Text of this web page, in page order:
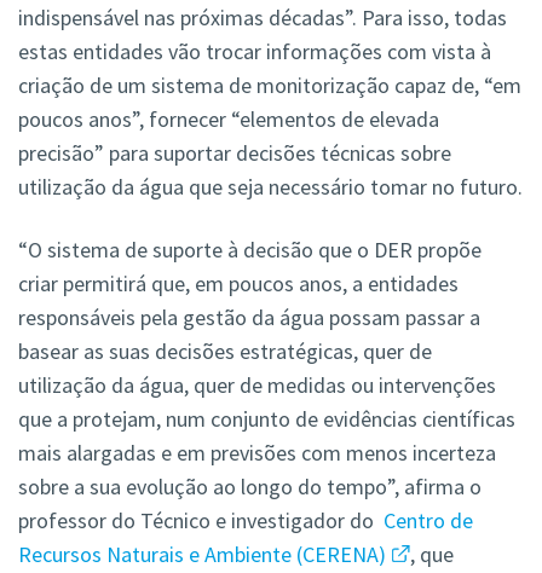
indispensável nas próximas décadas”. Para isso, todas
estas entidades vão trocar informações com vista à
criação de um sistema de monitorização capaz de, “em
poucos anos”, fornecer “elementos de elevada
precisão” para suportar decisões técnicas sobre
utilização da água que seja necessário tomar no futuro.
“O sistema de suporte à decisão que o DER propõe
criar permitirá que, em poucos anos, a entidades
responsáveis pela gestão da água possam passar a
basear as suas decisões estratégicas, quer de
utilização da água, quer de medidas ou intervenções
que a protejam, num conjunto de evidências científicas
mais alargadas e em previsões com menos incerteza
sobre a sua evolução ao longo do tempo”, afirma o
professor do Técnico e investigador do Centro de
Recursos Naturais e Ambiente (CERENA)
, que